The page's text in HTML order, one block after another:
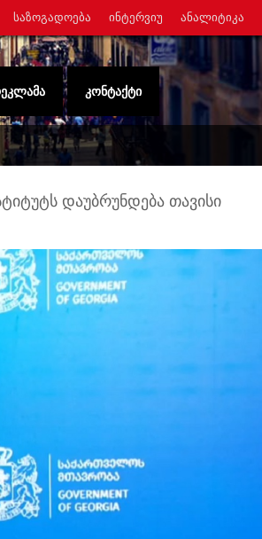
ᲡᲐᲖᲝᲒᲐᲓᲝᲔᲑᲐ ᲘᲜᲢᲔᲠᲕᲘᲣ ᲐᲜᲐᲚᲘᲢᲘᲙᲐ
ᲙᲝᲜᲢᲐᲥᲢᲘ
დაუბრუნდება თავისი